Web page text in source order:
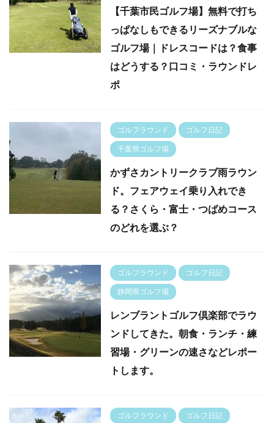
【千葉市民ゴルフ場】無料で打ち
っぱなしもできるリーズナブルな
ゴルフ場｜ドレスコードは？食事
はどうする？口コミ・ラウンドレ
ポ
ゴルフラウンド ゴルフ日記
千葉県ゴルフ場
かずさカントリークラブ雨ラウン
ド。フェアウェイ乗り入れでき
る？さくら・富士・つばめコース
のどれを選ぶ？
ゴルフラウンド ゴルフ日記
静岡県ゴルフ場
レンブラントゴルフ倶楽部でラウ
ンドしてきた。朝食・ランチ・練
習場・グリーンの速さなどレポー
トします。
ゴルフラウンド ゴルフ日記